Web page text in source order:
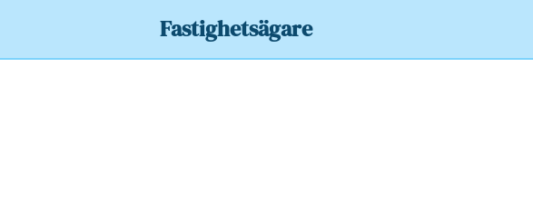
Fastighetsägare